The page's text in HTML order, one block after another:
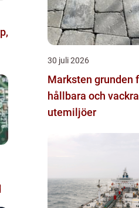
30 juli 2026
Marksten grunden för
hållbara och vackra
utemiljöer